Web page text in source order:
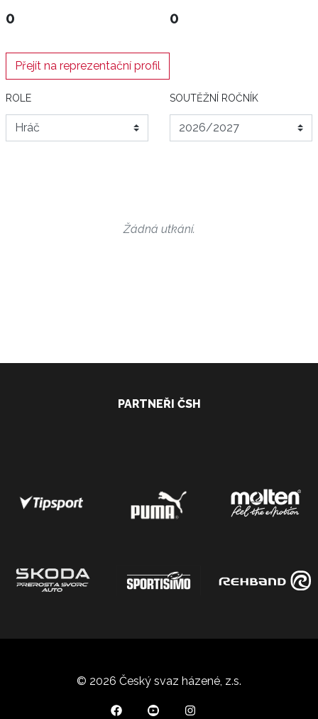
0 0
Přejít na reprezentační profil
ROLE SOUTĚŽNÍ ROČNÍK
Žádná utkání.
PARTNEŘI ČSH
© 2026 Český svaz házené, z.s.